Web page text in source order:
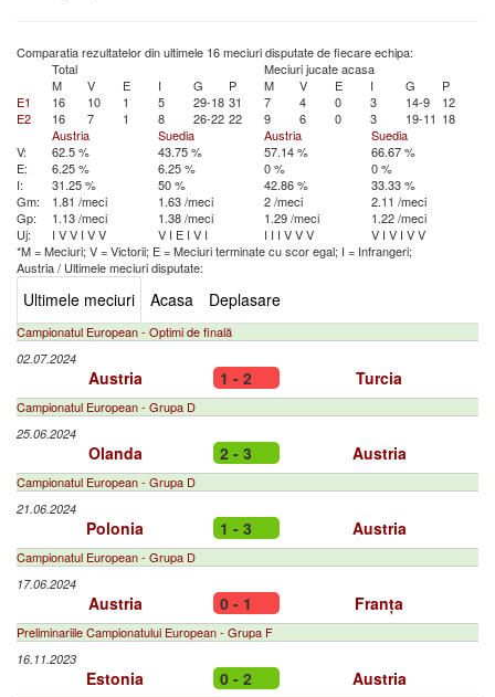
Comparatia rezultatelor din ultimele 16 meciuri disputate de fiecare echipa:
Total
Meciuri jucate acasa
M
V E I G P M V E I G
P
E1
16 10 1 5 29-18 31 7 4 0 3 14-9
12
E2
16 7 1 8 26-22 22 9 6 0 3 19-11 18
Austria
Suedia Austria
Suedia
V:
62.5 % 43.75 % 57.14 %
66.67 %
E:
6.25 % 6.25 % 0 %
0 %
I:
31.25 % 50 % 42.86 %
33.33 %
Gm:
1.81 /meci 1.63 /meci 2 /meci
2.11 /meci
Gp:
1.13 /meci 1.38 /meci 1.29 /meci
1.22 /meci
Uj:
I VV I VV V I E I V I I I I VVV V I V I VV
*M = Meciuri; V = Victorii; E = Meciuri terminate cu scor egal; I = Infrangeri;
Austria/ Ultimele meciuri disputate:
Ultimele meciuri Acasa Deplasare
Campionatul European - Optimi de finală
02.07.2024
Austria 1 - 2 Turcia
Campionatul European - Grupa D
25.06.2024
Olanda 2 - 3 Austria
Campionatul European - Grupa D
21.06.2024
Polonia 1 - 3 Austria
Campionatul European - Grupa D
17.06.2024
Austria 0 - 1 Franța
Preliminariile Campionatului European - Grupa F
16.11.2023
Estonia 0 - 2 Austria